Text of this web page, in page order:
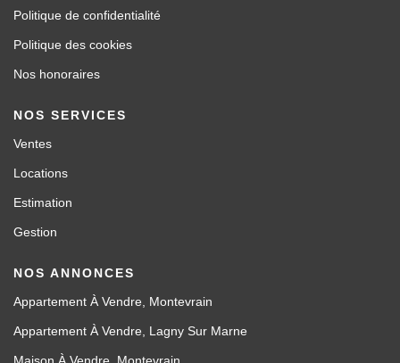
Politique de confidentialité
Politique des cookies
Nos honoraires
NOS SERVICES
Ventes
Locations
Estimation
Gestion
NOS ANNONCES
Appartement À Vendre, Montevrain
Appartement À Vendre, Lagny Sur Marne
Maison À Vendre, Montevrain